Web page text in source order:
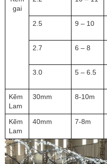
gai
2.5 9 – 10
2.7 6 – 8
3.0 5 – 6.5
Kẽm
Lam
30mm 8-10m
Kẽm
Lam
40mm 7-8m